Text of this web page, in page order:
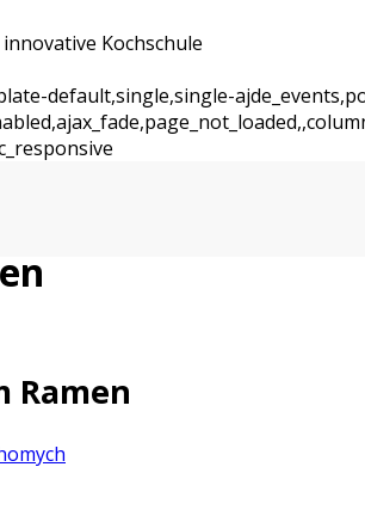
Kochschule
default,single,single-
Ramen